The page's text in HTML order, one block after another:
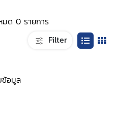
ด 0 รายการ
Filter
อมูล